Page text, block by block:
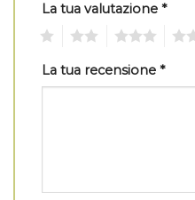
La tua valutazione *
La tua recensione *